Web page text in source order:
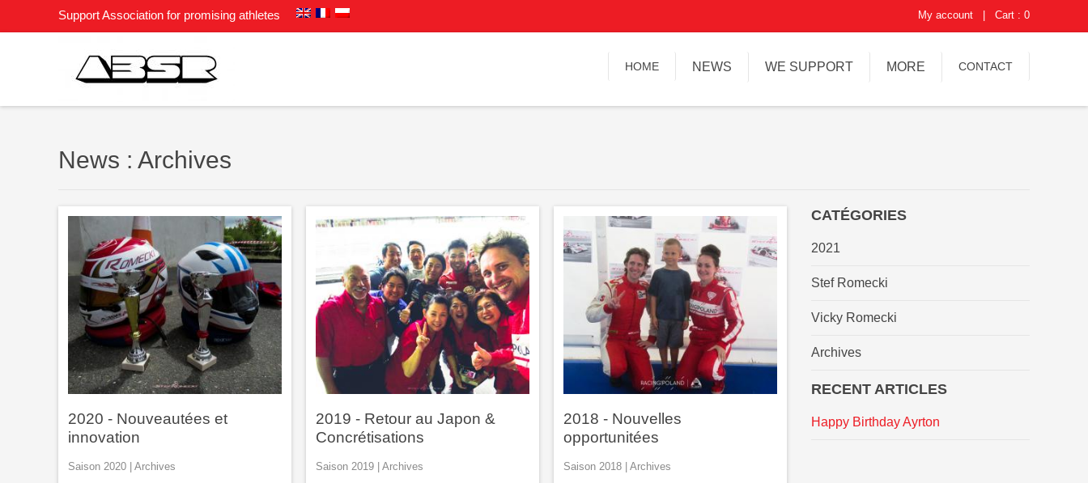
Support Association for promising athletes Cart : 0
My account
HOME NEWS WE SUPPORT MORE CONTACT
News : Archives
CATÉGORIES
2021
Stef Romecki
Vicky Romecki
Archives
RECENT ARTICLES
Happy Birthday Ayrton
2020 - Nouveautées et
innovation
Saison 2020 | Archives
2019 - Retour au Japon &
Concrétisations
Saison 2019 | Archives
2018 - Nouvelles
opportunitées
Saison 2018 | Archives